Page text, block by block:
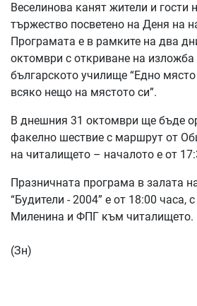
Веселинова канят жители и гости
тържество посветено на Деня на
Програмата е в рамките на два
октомври с откриване на изложба
българското училище “Едно
всяко нещо на мястото си”.
В днешния 31 октомври ще бъде
факелно шествие с маршрут от
на читалището – началото е от
Празничната програма в залата
“Будители - 2004” е от 18:00 часа,
Миленина и ФПГ към читалището.
(Зн)